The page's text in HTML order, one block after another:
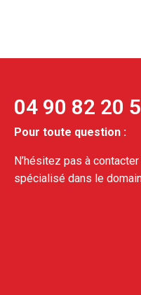
04 90 82 20
Pour toute question :
N’hésitez pas à
spécialisé dans le